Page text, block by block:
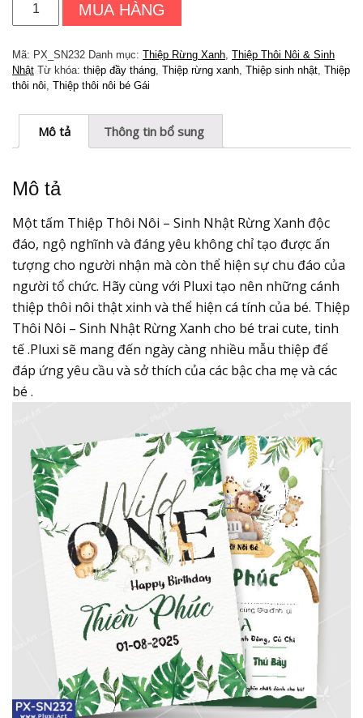
Sinh
Nhật
Rừng
số
MUA HÀNG
Mã: PX_SN232 Danh mục: Thiệp Rừng Xanh, Thiệp Thôi Nôi & Sinh
Nhật Từ khóa: thiệp đầy tháng, Thiệp rừng xanh, Thiệp sinh nhật, Thiệp
thôi nôi, Thiệp thôi nôi bé Gái
Mô tả Thông tin bổ sung
Mô tả
Một tấm Thiệp Thôi Nôi – Sinh Nhật Rừng Xanh độc
đáo, ngộ nghĩnh và đáng yêu không chỉ tạo được ấn
tượng cho người nhận mà còn thể hiện sự chu đáo của
người tổ chức. Hãy cùng với Pluxi tạo nên những cánh
thiệp thôi nôi thật xinh và thể hiện cá tính của bé. Thiệp
Thôi Nôi – Sinh Nhật Rừng Xanh cho bé trai cute, tinh
tế .Pluxi sẽ mang đến ngày càng nhiều mẫu thiệp để
đáp ứng yêu cầu và sở thích của các bậc cha mẹ và các
bé .